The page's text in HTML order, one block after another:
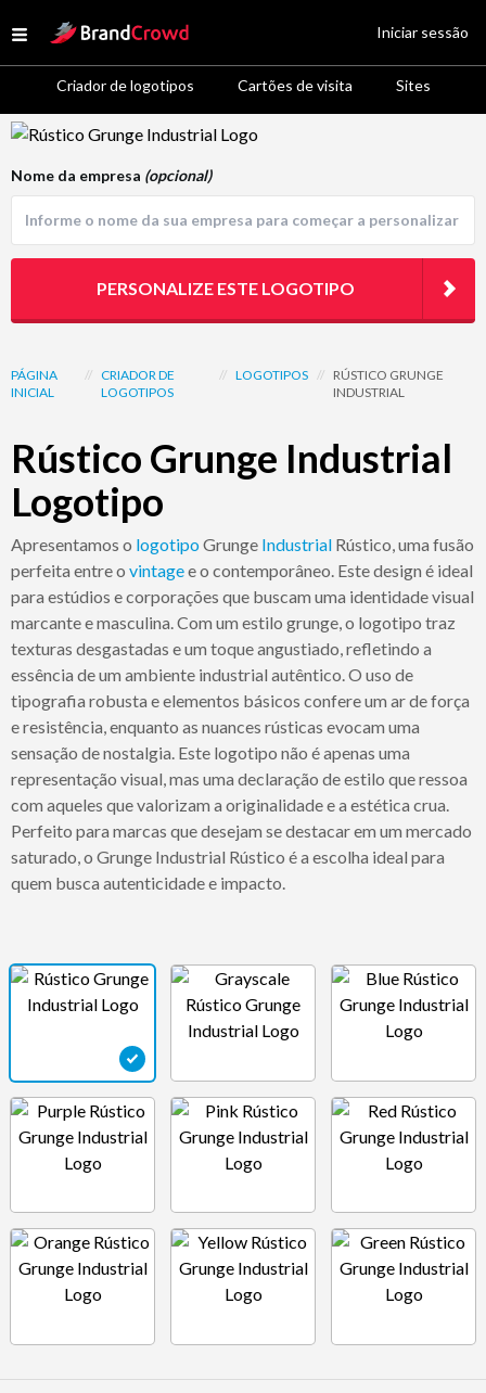
Open menu
Site Logo
Criador de logotipos Cartões de visita Sites
Iniciar sessão
Logo Template Preview
PÁGINA
INICIAL
// CRIADOR DE
LOGOTIPOS
// LOGOTIPOS //
RÚSTICO GRUNGE
INDUSTRIAL
Rústico Grunge Industrial
Logotipo
Apresentamos o logotipoGrunge Industrial Rústico, uma fusão
perfeita entre o vintagee o contemporâneo. Este design é ideal
para estúdios e corporações que buscam uma identidade visual
marcante e masculina. Com um estilo grunge, o logotipo traz
texturas desgastadas e um toque angustiado, refletindo a
essência de um ambiente industrial autêntico. O uso de
tipografia robusta e elementos básicos confere um ar de força
e resistência, enquanto as nuances rústicas evocam uma
sensação de nostalgia. Este logotipo não é apenas uma
representação visual, mas uma declaração de estilo que ressoa
com aqueles que valorizam a originalidade e a estética crua.
Perfeito para marcas que desejam se destacar em um mercado
saturado, o Grunge Industrial Rústico é a escolha ideal para
quem busca autenticidade e impacto.
Nome da empresa (opcional)
PERSONALIZE ESTE LOGOTIPO